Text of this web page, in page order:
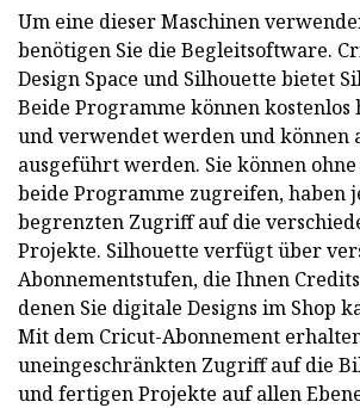
Um eine dieser Maschinen
benötigen Sie die Begleitsoftware.
Design Space und Silhouette bietet
Beide Programme können
und verwendet werden und können
ausgeführt werden. Sie können
beide Programme zugreifen, haben
begrenzten Zugriff auf die
Projekte. Silhouette verfügt über
Abonnementstufen, die Ihnen
denen Sie digitale Designs im Shop
Mit dem Cricut-Abonnement
uneingeschränkten Zugriff auf die
und fertigen Projekte auf allen